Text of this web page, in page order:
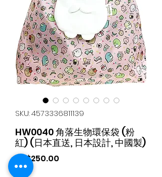
SKU: 4573336811139
HW0040 角落生物環保袋 (粉
紅) (日本直送, 日本設計, 中國製)
HK$250.00